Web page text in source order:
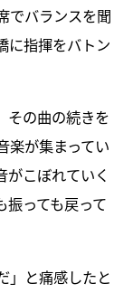
でバランスを聞
に指揮をバトン
その曲の続きを
楽が集まってい
がこぼれていく
っても戻って
」と痛感したと